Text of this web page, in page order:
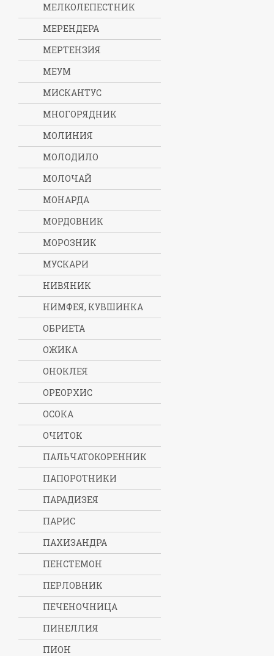
МЕЛКОЛЕПЕСТНИК
МЕРЕНДЕРА
МЕРТЕНЗИЯ
МЕУМ
МИСКАНТУС
МНОГОРЯДНИК
МОЛИНИЯ
МОЛОДИЛО
МОЛОЧАЙ
МОНАРДА
МОРДОВНИК
МОРОЗНИК
МУСКАРИ
НИВЯНИК
НИМФЕЯ, КУВШИНКА
ОБРИЕТА
ОЖИКА
ОНОКЛЕЯ
ОРЕОРХИС
ОСОКА
ОЧИТОК
ПАЛЬЧАТОКОРЕННИК
ПАПОРОТНИКИ
ПАРАДИЗЕЯ
ПАРИС
ПАХИЗАНДРА
ПЕНСТЕМОН
ПЕРЛОВНИК
ПЕЧЕНОЧНИЦА
ПИНЕЛЛИЯ
ПИОН